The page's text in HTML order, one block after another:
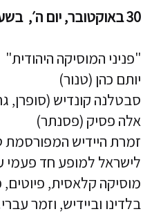
30 באוקטובר, יום ה׳, בשעה 20:00
"פניני המוסיקה היהודית"
יותם כהן (טנור)
סבטלנה קונדיש (סופרן,
אלה פסיק (פסנתר)
זמרת היידיש המפורסמת
לישראל למופע חד פעמי
מוסיקה קלאסית, פיוטים,
בלדינו וביידיש, וזמר